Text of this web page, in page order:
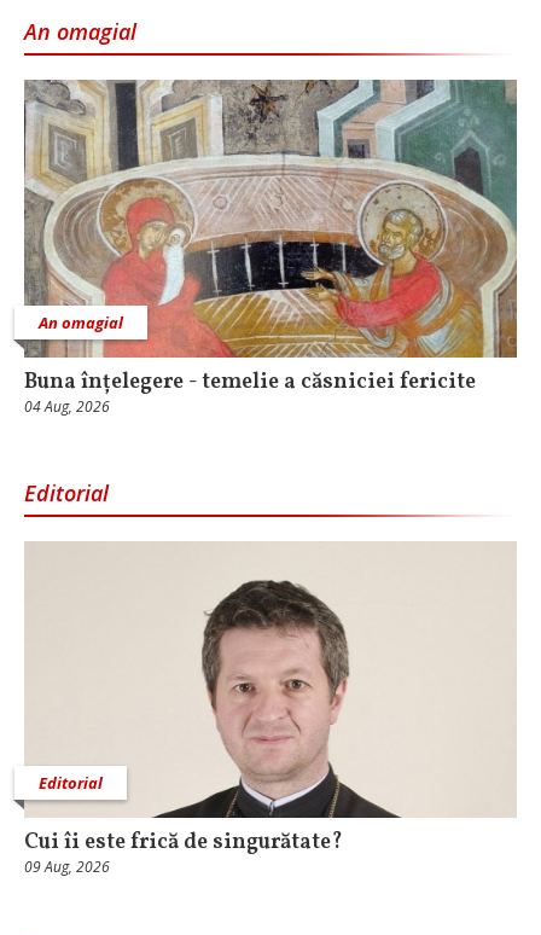
An omagial
An omagial
Buna înțelegere - temelie a căsniciei fericite
04 Aug, 2026
Editorial
Editorial
Cui îi este frică de singurătate?
09 Aug, 2026